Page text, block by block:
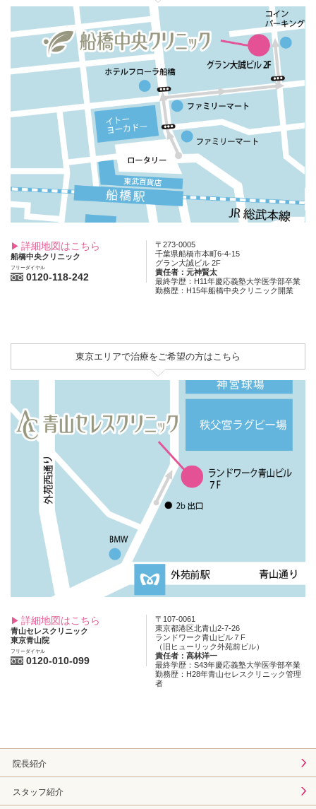
詳細地図はこちら
船橋中央クリニック
フリーダイヤル
0120-118-242
〒273-0005
千葉県船橋市本町6-4-15
グラン大誠ビル 2F
責任者：元神賢太
最終学歴：H11年慶応義塾大学医学部卒業
勤務歴：H15年船橋中央クリニック開業
東京エリアで治療をご希望の方はこちら
詳細地図はこちら
青山セレスクリニック
東京青山院
フリーダイヤル
0120-010-099
〒107-0061
東京都港区北青山2-7-26
ランドワーク青山ビル７F
（旧ヒューリック外苑前ビル）
責任者：高林洋一
最終学歴：S43年慶応義塾大学医学部卒業
勤務歴：H28年青山セレスクリニック管理
者
院長紹介
スタッフ紹介